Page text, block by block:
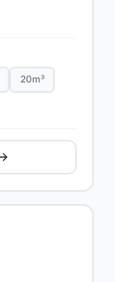
20m³